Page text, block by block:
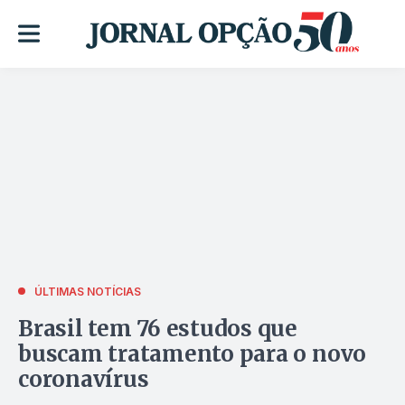
ÚLTIMAS NOTÍCIAS
Brasil tem 76 estudos que
buscam tratamento para o novo
coronavírus